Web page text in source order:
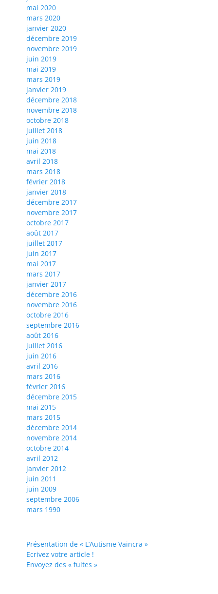
mai 2020
mars 2020
janvier 2020
décembre 2019
novembre 2019
juin 2019
mai 2019
mars 2019
janvier 2019
décembre 2018
novembre 2018
octobre 2018
juillet 2018
juin 2018
mai 2018
avril 2018
mars 2018
février 2018
janvier 2018
décembre 2017
novembre 2017
octobre 2017
août 2017
juillet 2017
juin 2017
mai 2017
mars 2017
janvier 2017
décembre 2016
novembre 2016
octobre 2016
septembre 2016
août 2016
juillet 2016
juin 2016
avril 2016
mars 2016
février 2016
décembre 2015
mai 2015
mars 2015
décembre 2014
novembre 2014
octobre 2014
avril 2012
janvier 2012
juin 2011
juin 2009
septembre 2006
mars 1990
Présentation de « L’Autisme Vaincra »
Ecrivez votre article !
Envoyez des « fuites »